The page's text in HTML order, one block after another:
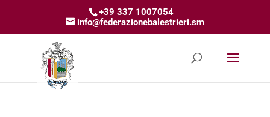
+39 337 1007054
info@federazionebalestrieri.sm